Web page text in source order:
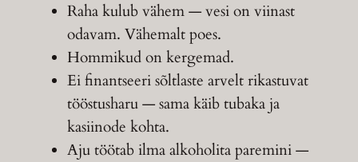
Raha kulub vähem — vesi on viinast
odavam. Vähemalt poes.
Hommikud on kergemad.
Ei finantseeri sõltlaste arvelt rikastuvat
tööstusharu — sama käib tubaka ja
kasiinode kohta.
Aju töötab ilma alkoholita paremini —